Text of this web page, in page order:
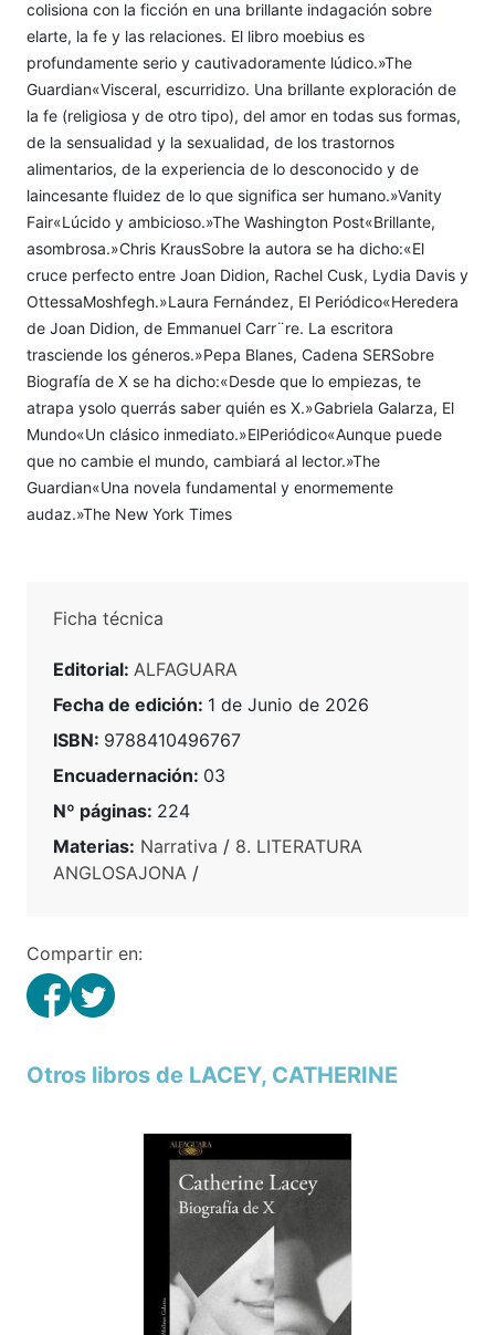
colisiona con la ficción en una brillante indagación sobre
elarte, la fe y las relaciones. El libro moebius es
profundamente serio y cautivadoramente lúdico.»The
Guardian«Visceral, escurridizo. Una brillante exploración de
la fe (religiosa y de otro tipo), del amor en todas sus formas,
de la sensualidad y la sexualidad, de los trastornos
alimentarios, de la experiencia de lo desconocido y de
laincesante fluidez de lo que significa ser humano.»Vanity
Fair«Lúcido y ambicioso.»The Washington Post«Brillante,
asombrosa.»Chris KrausSobre la autora se ha dicho:«El
cruce perfecto entre Joan Didion, Rachel Cusk, Lydia Davis y
OttessaMoshfegh.»Laura Fernández, El Periódico«Heredera
de Joan Didion, de Emmanuel Carr¨re. La escritora
trasciende los géneros.»Pepa Blanes, Cadena SERSobre
Biografía de X se ha dicho:«Desde que lo empiezas, te
atrapa ysolo querrás saber quién es X.»Gabriela Galarza, El
Mundo«Un clásico inmediato.»ElPeriódico«Aunque puede
que no cambie el mundo, cambiará al lector.»The
Guardian«Una novela fundamental y enormemente
audaz.»The New York Times
Ficha técnica
Editorial: ALFAGUARA
Fecha de edición: 1 de Junio de 2026
ISBN: 9788410496767
Encuadernación: 03
Nº páginas: 224
Materias: Narrativa / 8. LITERATURA
ANGLOSAJONA /
Compartir en:
Otros libros de LACEY, CATHERINE